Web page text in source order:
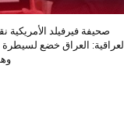
صحيفة فيرفيلد
العراقية: العراق خضع